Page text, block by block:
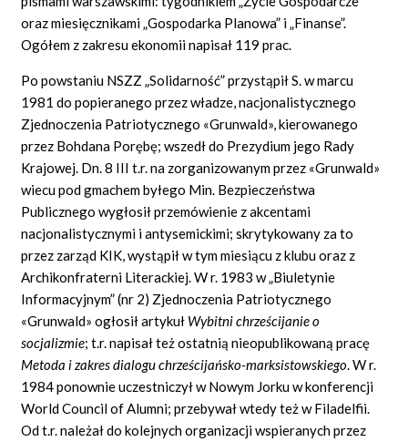
oraz miesięcznikami „Gospodarka Planowa” i „Finanse”.
Ogółem z zakresu ekonomii napisał 119 prac.
Po powstaniu NSZZ „Solidarność” przystąpił S. w marcu
1981 do popieranego przez władze, nacjonalistycznego
Zjednoczenia Patriotycznego «Grunwald», kierowanego
przez Bohdana Porębę; wszedł do Prezydium jego Rady
Krajowej. Dn. 8 III t.r. na zorganizowanym przez «Grunwald»
wiecu pod gmachem byłego Min. Bezpieczeństwa
Publicznego wygłosił przemówienie z akcentami
nacjonalistycznymi i antysemickimi; skrytykowany za to
przez zarząd KIK, wystąpił w tym miesiącu z klubu oraz z
Archikonfraterni Literackiej. W r. 1983 w „Biuletynie
Informacyjnym” (nr 2) Zjednoczenia Patriotycznego
«Grunwald» ogłosił artykuł Wybitni chrześcijanie o
socjalizmie; t.r. napisał też ostatnią nieopublikowaną pracę
Metoda i zakres dialogu chrześcijańsko-marksistowskiego.W r.
1984 ponownie uczestniczył w Nowym Jorku w konferencji
World Council of Alumni; przebywał wtedy też w Filadelfii.
Od t.r. należał do kolejnych organizacji wspieranych przez